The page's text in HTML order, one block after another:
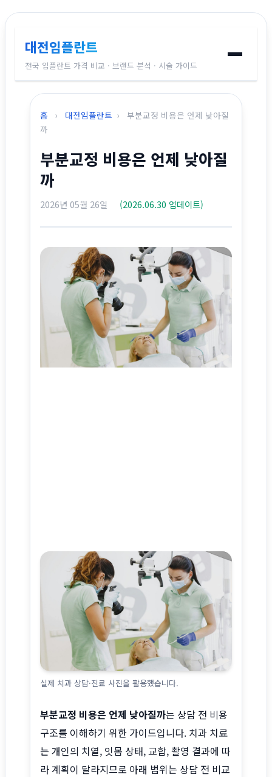
대전임플란트
전국 임플란트 가격 비교 · 브랜드 분석 · 시술 가이드
홈
임플란트 브랜드
가격 비교
전국 지역별 가격
교정치과
사이트 소개
홈 › 대전임플란트 ›
부분교정 비용은 언제 낮아질
까
부분교정 비용은 언제 낮아질
까
2026년 05월 26일 (2026.06.30 업데이트)
실제 치과 상담·진료 사진을 활용했습니다.
부분교정 비용은 언제 낮아질까는 상담 전 비용
구조를 이해하기 위한 가이드입니다. 치과 치료
는 개인의 치열, 잇몸 상태, 교합, 촬영 결과에 따
라 계획이 달라지므로 아래 범위는 상담 전 비교